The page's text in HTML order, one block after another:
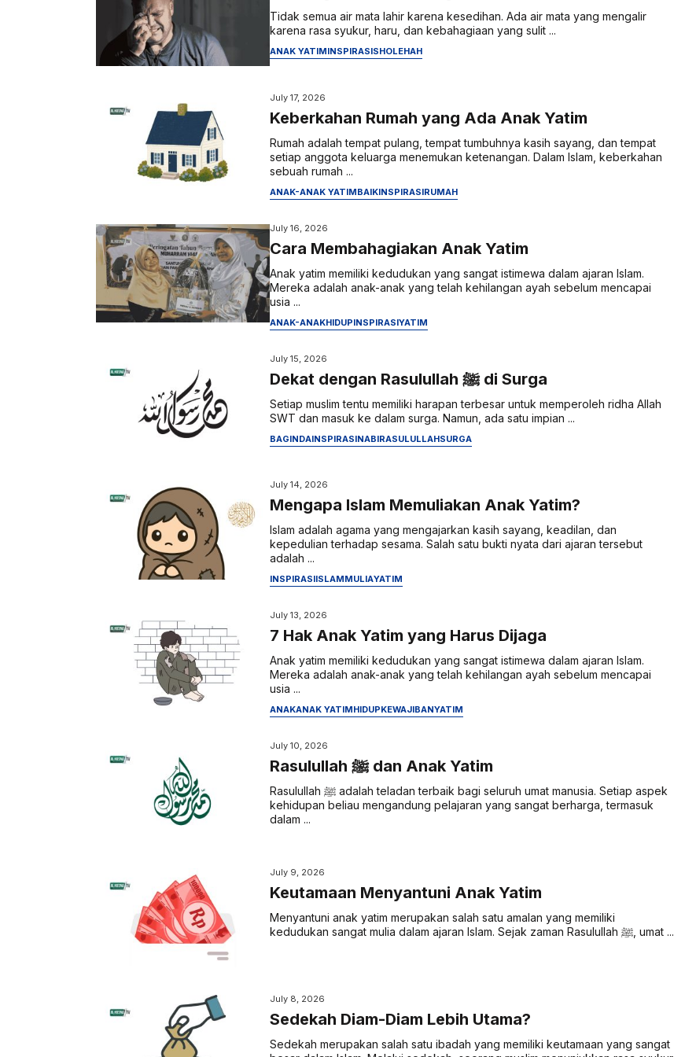
Tidak semua air mata lahir karena kesedihan. Ada air mata yang mengalir
karena rasa syukur, haru, dan kebahagiaan yang sulit ...
ANAK YATIMINSPIRASISHOLEHAH
July 17, 2026
Keberkahan Rumah yang Ada Anak Yatim
Rumah adalah tempat pulang, tempat tumbuhnya kasih sayang, dan tempat
setiap anggota keluarga menemukan ketenangan. Dalam Islam, keberkahan
sebuah rumah ...
ANAK-ANAK YATIMBAIKINSPIRASIRUMAH
July 16, 2026
Cara Membahagiakan Anak Yatim
Anak yatim memiliki kedudukan yang sangat istimewa dalam ajaran Islam.
Mereka adalah anak-anak yang telah kehilangan ayah sebelum mencapai
usia ...
ANAK-ANAKHIDUPINSPIRASIYATIM
July 15, 2026
Dekat dengan Rasulullah ﷺ di Surga
Setiap muslim tentu memiliki harapan terbesar untuk memperoleh ridha Allah
SWT dan masuk ke dalam surga. Namun, ada satu impian ...
BAGINDAINSPIRASINABIRASULULLAHSURGA
July 14, 2026
Mengapa Islam Memuliakan Anak Yatim?
Islam adalah agama yang mengajarkan kasih sayang, keadilan, dan
kepedulian terhadap sesama. Salah satu bukti nyata dari ajaran tersebut
adalah ...
INSPIRASIISLAMMULIAYATIM
July 13, 2026
7 Hak Anak Yatim yang Harus Dijaga
Anak yatim memiliki kedudukan yang sangat istimewa dalam ajaran Islam.
Mereka adalah anak-anak yang telah kehilangan ayah sebelum mencapai
usia ...
ANAKANAK YATIMHIDUPKEWAJIBANYATIM
July 10, 2026
Rasulullah ﷺ dan Anak Yatim
Rasulullah ﷺ adalah teladan terbaik bagi seluruh umat manusia. Setiap aspek
kehidupan beliau mengandung pelajaran yang sangat berharga, termasuk
dalam ...
July 9, 2026
Keutamaan Menyantuni Anak Yatim
Menyantuni anak yatim merupakan salah satu amalan yang memiliki
kedudukan sangat mulia dalam ajaran Islam. Sejak zaman Rasulullah ﷺ, umat ...
July 8, 2026
Sedekah Diam-Diam Lebih Utama?
Sedekah merupakan salah satu ibadah yang memiliki keutamaan yang sangat